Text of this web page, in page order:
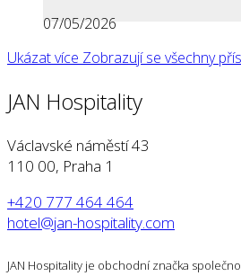
07/05/2026
Ukázat více Zobrazují se všechny
JAN Hospitality
Václavské náměstí 43
110 00, Praha 1
+420 777 464 464
hotel@jan-hospitality.com
JAN Hospitality je obchodní značka